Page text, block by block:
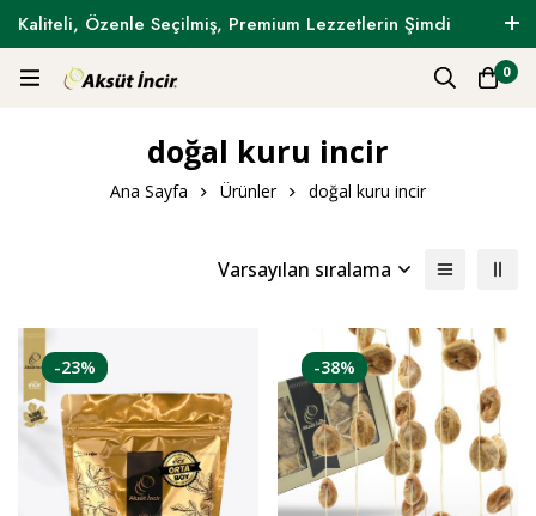
Kaliteli, Özenle Seçilmiş, Premium Lezzetlerin Şimdi
Tam Zamanı !
0
doğal kuru incir
Ana Sayfa Ürünler doğal kuru incir
Varsayılan sıralama
-23% -38%